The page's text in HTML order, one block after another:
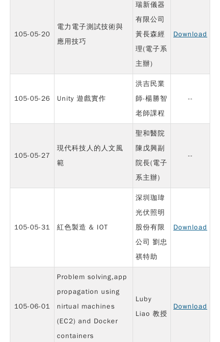
105-05-20
電力電子測試技術與
應用技巧
瑞新儀器
有限公司
黃長森經
理(電子系
主辦)
Download
105-05-26 Unity 遊戲實作
洪吉民業
師-楊勝智
老師課程
--
105-05-27
現代科技人的人文風
範
聖和醫院
陳戊興副
院長(電子
系主辦)
--
105-05-31 紅色製造 & IOT
深圳珈瑋
光伏照明
股份有限
公司 劉忠
祺特助
Download
105-06-01
Problem solving,app
propagation using
nirtual machines
(EC2) and Docker
containers
Luby
Liao 教授
Download